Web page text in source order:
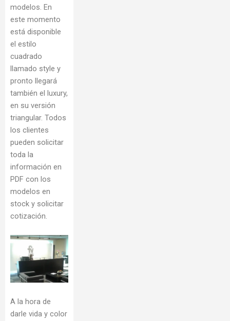
modelos. En
este momento
está disponible
el estilo
cuadrado
llamado style y
pronto llegará
también el luxury,
en su versión
triangular. Todos
los clientes
pueden solicitar
toda la
información en
PDF con los
modelos en
stock y solicitar
cotización.
A la hora de
darle vida y color